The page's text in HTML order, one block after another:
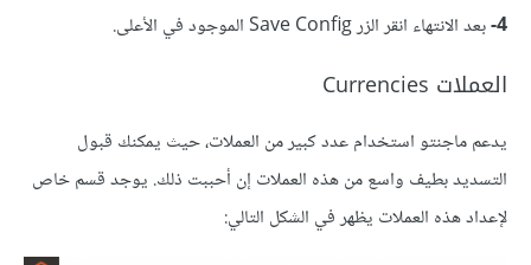
4- بعد الانتهاء انقر الزر Save Config الموجود في الأعلى.
العملات Currencies
يدعم ماجنتو استخدام عدد كبير من العملات، حيث يمكنك قبول
التسديد بطيف واسع من هذه العملات إن أحببت ذلك. يوجد قسم خاص
لإعداد هذه العملات يظهر في الشكل التالي: